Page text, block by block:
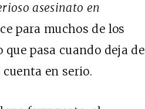
asesinato en
para muchos de los
pasa cuando deja de
en serio.